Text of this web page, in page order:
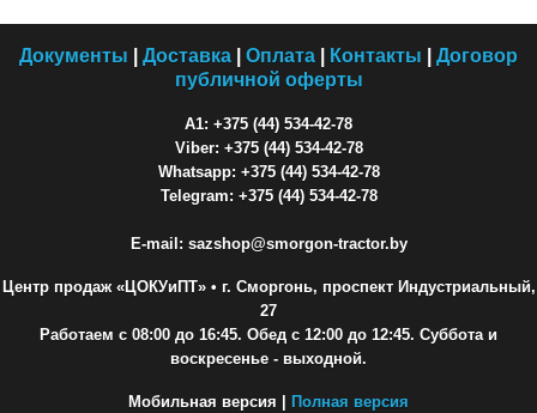
Документы Доставка Оплата Контакты
Договор
публичной оферты
A1: +375 (44) 534-42-78
Viber: +375 (44) 534-42-78
Whatsapp: +375 (44) 534-42-78
Telegram: +375 (44) 534-42-78
E-mail: sazshop@smorgon-tractor.by
Центр продаж «ЦОКУиПТ»• г. Сморгонь, проспект Индустриальный,
27
Работаем с 08:00 до 16:45. Обед с 12:00 до 12:45. Суббота и
воскресенье - выходной.
Мобильная версия | Полная версия